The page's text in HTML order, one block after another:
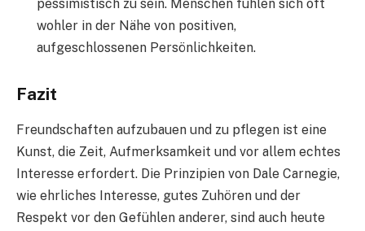
pessimistisch zu sein. Menschen fühlen sich oft
wohler in der Nähe von positiven,
aufgeschlossenen Persönlichkeiten.
Fazit
Freundschaften aufzubauen und zu pflegen ist eine
Kunst, die Zeit, Aufmerksamkeit und vor allem echtes
Interesse erfordert. Die Prinzipien von Dale Carnegie,
wie ehrliches Interesse, gutes Zuhören und der
Respekt vor den Gefühlen anderer, sind auch heute